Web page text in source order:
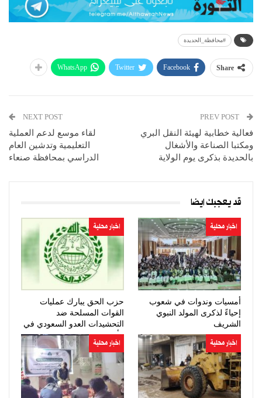
#محافظة_الحديدة
Share
Facebook
Twitter
WhatsApp
فعالية خطابية لهيئة النقل البري
ومكتبا الصناعة والأشغال
بالحديدة بذكرى يوم الولاية
NEXT POST
لقاء موسع لدعم العملية
التعليمية وتدشين العام
الدراسي بمحافظة صنعاء
قد يعجبك ايضا
اخبار محلية
أمسيات وندوات في شعوب
إحياءً لذكرى المولد النبوي
الشريف
اخبار محلية
حزب الحق يبارك عمليات
القوات المسلحة ضد
التحشيدات العدو السعودي في
مأرب وحضرموت
اخبار محلية اخبار محلية